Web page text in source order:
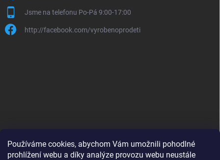
Používáme cookies, abychom Vám umožnili pohodlné
prohlížení webu a díky analýze provozu webu neustále
Jsme na telefonu Po-Pá 9:00-17:00
http://facebook.com/vyrobenoprodeti